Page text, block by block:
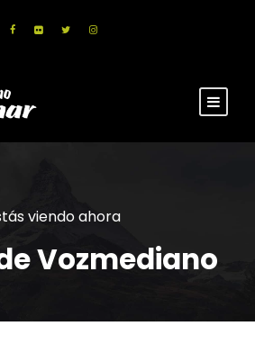
viendo ahora
Vozmediano